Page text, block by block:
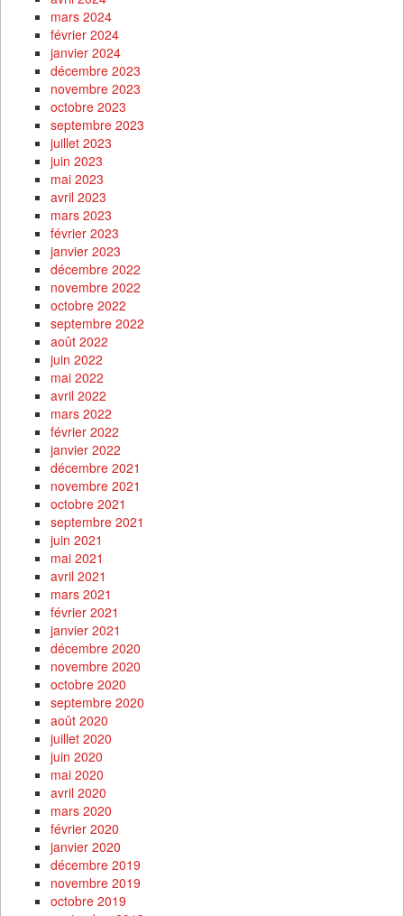
mars 2024
février 2024
janvier 2024
décembre 2023
novembre 2023
octobre 2023
septembre 2023
juillet 2023
juin 2023
mai 2023
avril 2023
mars 2023
février 2023
janvier 2023
décembre 2022
novembre 2022
octobre 2022
septembre 2022
août 2022
juin 2022
mai 2022
avril 2022
mars 2022
février 2022
janvier 2022
décembre 2021
novembre 2021
octobre 2021
septembre 2021
juin 2021
mai 2021
avril 2021
mars 2021
février 2021
janvier 2021
décembre 2020
novembre 2020
octobre 2020
septembre 2020
août 2020
juillet 2020
juin 2020
mai 2020
avril 2020
mars 2020
février 2020
janvier 2020
décembre 2019
novembre 2019
octobre 2019